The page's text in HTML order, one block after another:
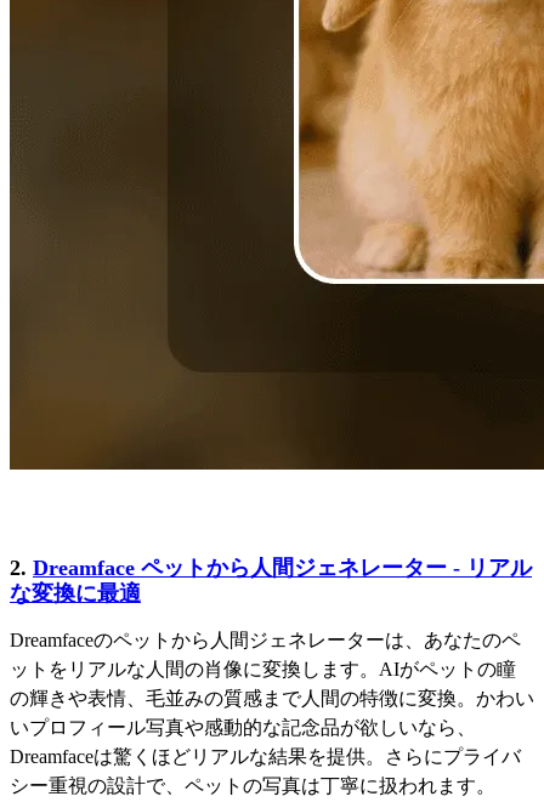
2. Dreamface ペットから人間ジェネレーター - リアル
な変換に最適
Dreamfaceのペットから人間ジェネレーターは、あなたのペ
ットをリアルな人間の肖像に変換します。AIがペットの瞳
の輝きや表情、毛並みの質感まで人間の特徴に変換。かわい
いプロフィール写真や感動的な記念品が欲しいなら、
Dreamfaceは驚くほどリアルな結果を提供。さらにプライバ
シー重視の設計で、ペットの写真は丁寧に扱われます。